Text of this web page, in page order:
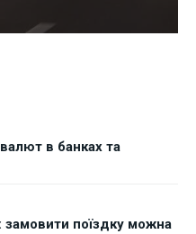
в банках та
замовити поїздку можна